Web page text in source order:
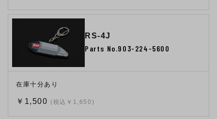
RS-4J
Parts No.903-224-5600
在庫十分あり
￥1,500 (税込￥1,650)